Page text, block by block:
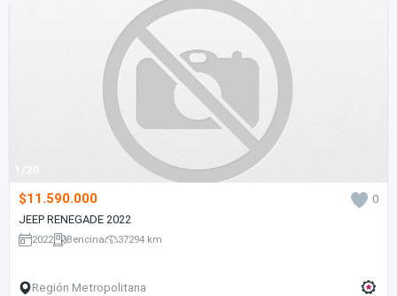
1/20
$11.590.000
0
JEEP RENEGADE 2022
2022 Bencina 37294 km
Región Metropolitana